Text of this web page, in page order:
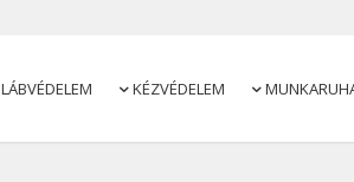
LÁBVÉDELEM  KÉZVÉDELEM 